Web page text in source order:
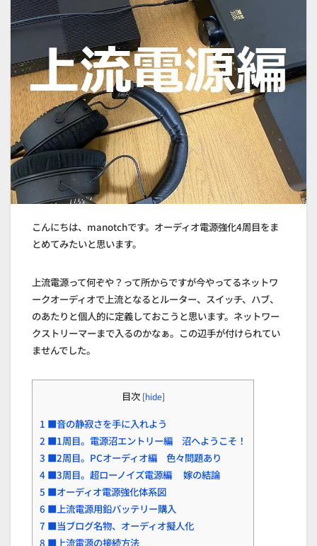
こんにちは、manotchです。オーディオ電源強化4周目をま
とめてみたいと思います。
上流電源って何ぞや？って所からですが今やってるネットワ
ークオーディオで上流となるとルーター、スイッチ、ハブ、
のあたりと個人的に定義しておこうと思います。ネットワー
クストリーマーまで入るのかなぁ。この辺手が付けられてい
ませんでした。
目次 [hide]
1 ■音の静寂さを手に入れよう
2 ■1周目。電源沼エントリー編 沼へようこそ！
3 ■2周目。PCオーディオ編 色々問題あり
4 ■3周目。超ローノイズ電源編 嫁の結論
5 ■オーディオ電源強化体系図
6 ■上流電源用鉛バッテリー購入
7 ■当ブログ名物、オーディオ擬人化
8 ■上流電源の接続方法